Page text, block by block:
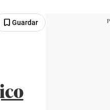
Guardar